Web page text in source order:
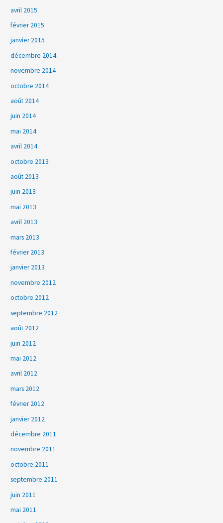
avril 2015
février 2015
janvier 2015
décembre 2014
novembre 2014
octobre 2014
août 2014
juin 2014
mai 2014
avril 2014
octobre 2013
août 2013
juin 2013
mai 2013
avril 2013
mars 2013
février 2013
janvier 2013
novembre 2012
octobre 2012
septembre 2012
août 2012
juin 2012
mai 2012
avril 2012
mars 2012
février 2012
janvier 2012
décembre 2011
novembre 2011
octobre 2011
septembre 2011
juin 2011
mai 2011